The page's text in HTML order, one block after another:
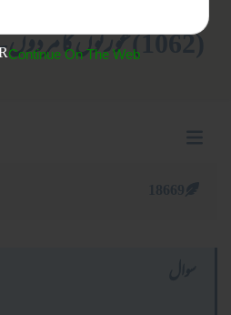
(1062) عورتوں کا مردوں کے ساتھ مل کر کام کرنا Continue On The Web